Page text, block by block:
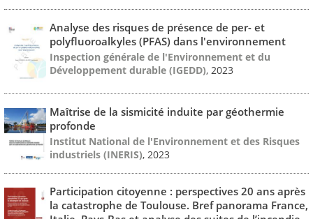
Analyse des risques de présence de per- et
polyfluoroalkyles (PFAS) dans l'environnement
Inspection générale de l'Environnement et du
Développement durable (IGEDD), 2023
Maîtrise de la sismicité induite par géothermie
profonde
Institut National de l'Environnement et des Risques
industriels (INERIS), 2023
Participation citoyenne : perspectives 20 ans après
la catastrophe de Toulouse. Bref panorama France,